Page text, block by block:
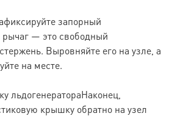
запорный
— это свободный
Выровняйте его на узле, а
на месте.
льдогенератораНаконец,
крышку обратно на узел